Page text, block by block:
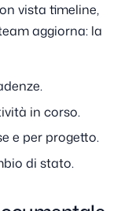
vista timeline,
aggiorna: la
in corso.
e per progetto.
di stato.